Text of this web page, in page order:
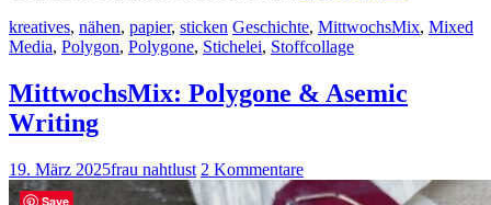
kreatives, nähen, papier, sticken Geschichte, MittwochsMix, Mixed
Media, Polygon, Polygone, Stichelei, Stoffcollage
MittwochsMix: Polygone & Asemic
Writing
19. März 2025frau nahtlust 2 Kommentare
Save